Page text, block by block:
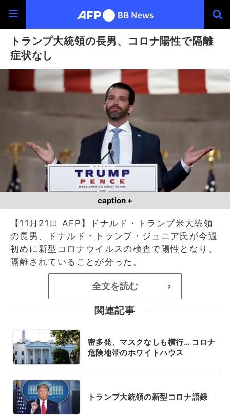
トランプ大統領の長男、コロナ陽性で隔離
症状なし
caption +
【11月21日 AFP】ドナルド・トランプ米大統領
の長男、ドナルド・トランプ・ジュニア氏が今週
初めに新型コロナウイルスの検査で陽性となり、
隔離されていることが分った。
全文を読む >
関連記事
密多発、マスクなしも横行… コロナ
危険地帯のホワイトハウス
トランプ大統領の新型コロナ語録